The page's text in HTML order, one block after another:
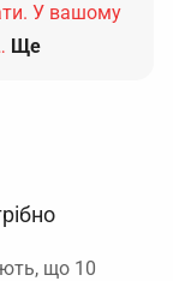
У вашому
Ще
що 10